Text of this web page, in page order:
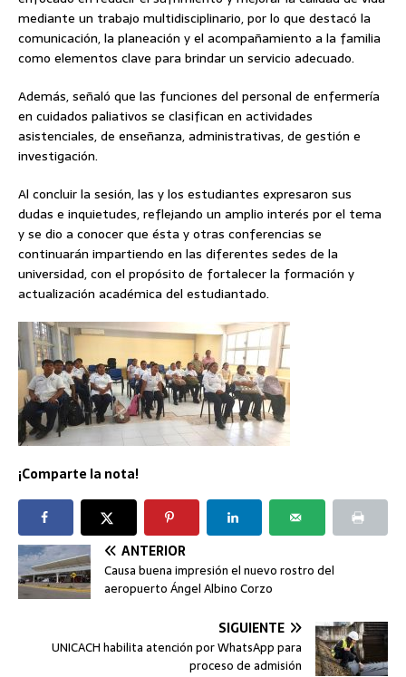
mediante un trabajo multidisciplinario, por lo que destacó la
comunicación, la planeación y el acompañamiento a la familia
como elementos clave para brindar un servicio adecuado.
Además, señaló que las funciones del personal de enfermería
en cuidados paliativos se clasifican en actividades
asistenciales, de enseñanza, administrativas, de gestión e
investigación.
Al concluir la sesión, las y los estudiantes expresaron sus
dudas e inquietudes, reflejando un amplio interés por el tema
y se dio a conocer que ésta y otras conferencias se
continuarán impartiendo en las diferentes sedes de la
universidad, con el propósito de fortalecer la formación y
actualización académica del estudiantado.
¡Comparte la nota!
ANTERIOR
Causa buena impresión el nuevo rostro del
aeropuerto Ángel Albino Corzo
SIGUIENTE
UNICACH habilita atención por WhatsApp para
proceso de admisión